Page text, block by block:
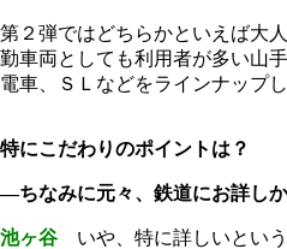
第２弾ではどちらかといえば大
勤車両としても利用者が多い山
電車、ＳＬなどをラインナップし
特にこだわりのポイントは？
―ちなみに元々、鉄道にお詳し
池ヶ谷 いや、特に詳しいとい